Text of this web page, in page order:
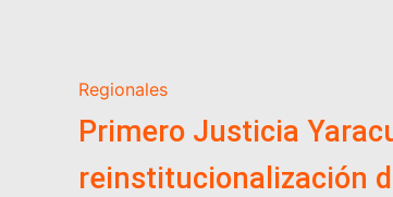
Regionales
Primero Justicia
reinstitucionalización